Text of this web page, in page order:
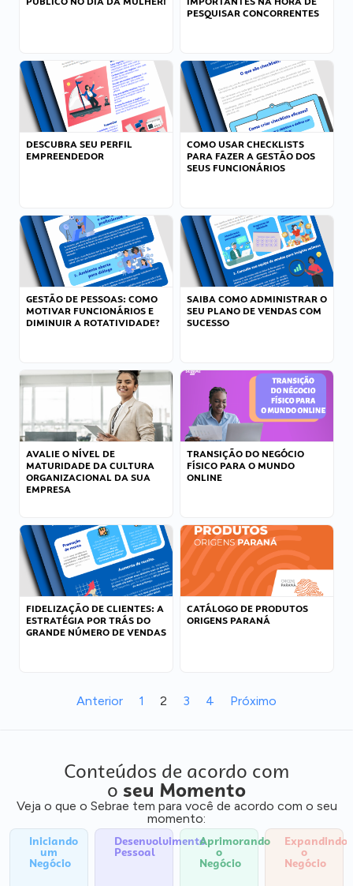
PESQUISAR CONCORRENTES
DESCUBRA SEU PERFIL
EMPREENDEDOR
COMO USAR CHECKLISTS
PARA FAZER A GESTÃO DOS
SEUS FUNCIONÁRIOS
GESTÃO DE PESSOAS: COMO
MOTIVAR FUNCIONÁRIOS E
DIMINUIR A ROTATIVIDADE?
SAIBA COMO ADMINISTRAR O
SEU PLANO DE VENDAS COM
SUCESSO
AVALIE O NÍVEL DE
MATURIDADE DA CULTURA
ORGANIZACIONAL DA SUA
EMPRESA
TRANSIÇÃO DO NEGÓCIO
FÍSICO PARA O MUNDO
ONLINE
FIDELIZAÇÃO DE CLIENTES: A
ESTRATÉGIA POR TRÁS DO
GRANDE NÚMERO DE VENDAS
CATÁLOGO DE PRODUTOS
ORIGENS PARANÁ
Anterior 1 2 3 4 Próximo
Conteúdos de acordo com
o seu Momento
Veja o que o Sebrae tem para você de acordo com o seu
momento:
Iniciando
um
Negócio
Desenvolvimento
Pessoal
Aprimorando
o
Negócio
Expandindo
o
Negócio